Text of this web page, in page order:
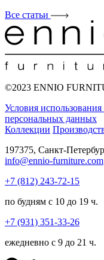
Все статьи
©2023 ENNIO
Условия использования
персональных данных
Коллекции
197375, Санкт-
info@ennio-furniture.com
+7 (812) 243-72-15
по будням с 10 до 19 ч.
+7 (931) 351-33-26
ежедневно с 9 до 21 ч.